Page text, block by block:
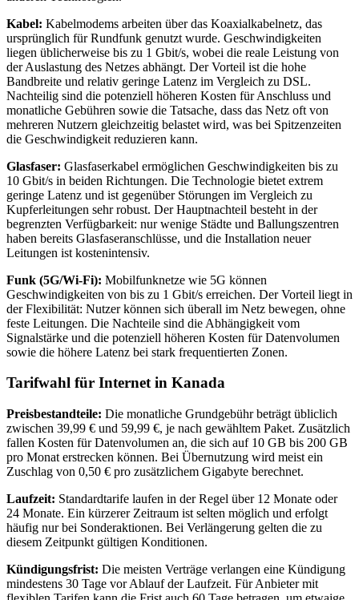
Kabel: Kabelmodems arbeiten über das Koaxialkabelnetz, das
ursprünglich für Rundfunk genutzt wurde. Geschwindigkeiten
liegen üblicherweise bis zu 1 Gbit/s, wobei die reale Leistung von
der Auslastung des Netzes abhängt. Der Vorteil ist die hohe
Bandbreite und relativ geringe Latenz im Vergleich zu DSL.
Nachteilig sind die potenziell höheren Kosten für Anschluss und
monatliche Gebühren sowie die Tatsache, dass das Netz oft von
mehreren Nutzern gleichzeitig belastet wird, was bei Spitzenzeiten
die Geschwindigkeit reduzieren kann.
Glasfaser: Glasfaserkabel ermöglichen Geschwindigkeiten bis zu
10 Gbit/s in beiden Richtungen. Die Technologie bietet extrem
geringe Latenz und ist gegenüber Störungen im Vergleich zu
Kupferleitungen sehr robust. Der Hauptnachteil besteht in der
begrenzten Verfügbarkeit: nur wenige Städte und Ballungszentren
haben bereits Glasfaseranschlüsse, und die Installation neuer
Leitungen ist kostenintensiv.
Funk (5G/Wi‑Fi): Mobilfunknetze wie 5G können
Geschwindigkeiten von bis zu 1 Gbit/s erreichen. Der Vorteil liegt in
der Flexibilität: Nutzer können sich überall im Netz bewegen, ohne
feste Leitungen. Die Nachteile sind die Abhängigkeit vom
Signalstärke und die potenziell höheren Kosten für Datenvolumen
sowie die höhere Latenz bei stark frequentierten Zonen.
Tarifwahl für Internet in Kanada
Preisbestandteile: Die monatliche Grundgebühr beträgt übliclich
zwischen 39,99 € und 59,99 €, je nach gewähltem Paket. Zusätzlich
fallen Kosten für Datenvolumen an, die sich auf 10 GB bis 200 GB
pro Monat erstrecken können. Bei Übernutzung wird meist ein
Zuschlag von 0,50 € pro zusätzlichem Gigabyte berechnet.
Laufzeit: Standardtarife laufen in der Regel über 12 Monate oder
24 Monate. Ein kürzerer Zeitraum ist selten möglich und erfolgt
häufig nur bei Sonderaktionen. Bei Verlängerung gelten die zu
diesem Zeitpunkt gültigen Konditionen.
Kündigungsfrist: Die meisten Verträge verlangen eine Kündigung
mindestens 30 Tage vor Ablauf der Laufzeit. Für Anbieter mit